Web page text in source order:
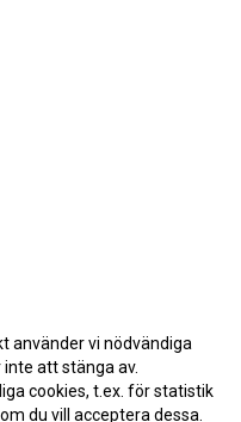
använder vi nödvändiga
att stänga av.
cookies, t.ex. för statistik
du vill acceptera dessa.